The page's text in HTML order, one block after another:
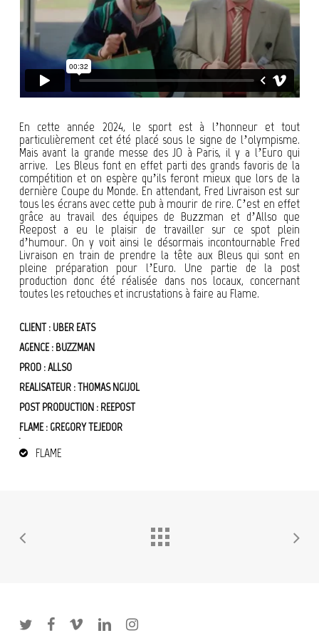
En cette année 2024, le sport est à l’honneur et tout
particulièrement cet été placé sous le signe de l’olympisme.
Mais avant la grande messe des JO à Paris, il y a l’Euro qui
arrive. Les Bleus font en effet parti des grands favoris de la
compétition et on espère qu’ils feront mieux que lors de la
dernière Coupe du Monde. En attendant, Fred Livraison est sur
tous les écrans avec cette pub à mourir de rire. C’est en effet
grâce au travail des équipes de Buzzman et d’Allso que
Reepost a eu le plaisir de travailler sur ce spot plein
d’humour. On y voit ainsi le désormais incontournable Fred
Livraison en train de prendre la tête aux Bleus qui sont en
pleine préparation pour l’Euro. Une partie de la post
production donc été réalisée dans nos locaux, concernant
toutes les retouches et incrustations à faire au Flame.
CLIENT : UBER EATS
AGENCE : BUZZMAN
PROD : ALLSO
REALISATEUR : THOMAS NGIJOL
POST PRODUCTION : REEPOST
FLAME : GREGORY TEJEDOR
FLAME
twitter facebook vimeo linkedin instagram